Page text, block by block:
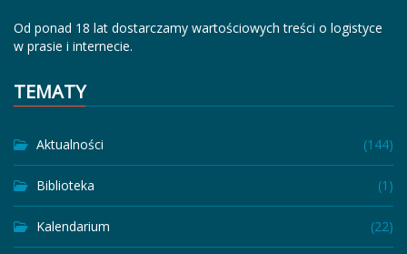
Od ponad 18 lat dostarczamy wartościowych treści o logistyce
w prasie i internecie.
TEMATY
Aktualności (144)
Biblioteka (1)
Kalendarium (22)